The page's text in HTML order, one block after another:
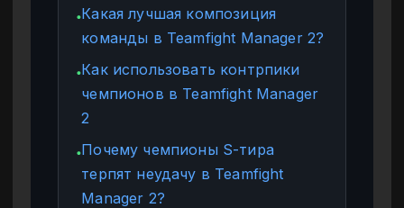
●Какая лучшая композиция
команды в Teamfight Manager 2?
●Как использовать контрпики
чемпионов в Teamfight Manager
2
●Почему чемпионы S-тира
терпят неудачу в Teamfight
Manager 2?